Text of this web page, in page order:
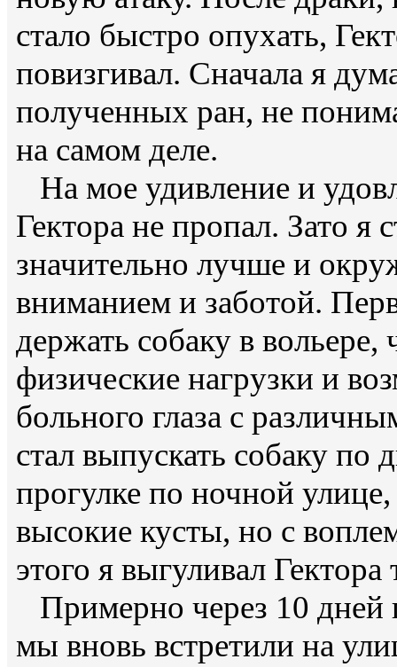
стало быстро опухать,
повизгивал. Сначала я
полученных ран, не
на самом деле.
На мое удивление и
Гектора не пропал. Зато я
значительно лучше и
вниманием и заботой.
держать собаку в
физические нагрузки и
больного глаза с
стал выпускать собаку по
прогулке по ночной
высокие кусты, но с
этого я выгуливал
Примерно через 10 дней
мы вновь встретили на